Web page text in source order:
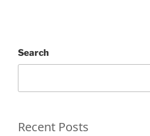
Search
Recent Posts